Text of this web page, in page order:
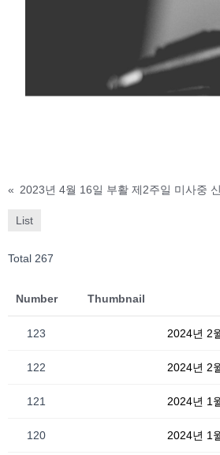
« 2023년 4월 16일 부활 제2주일 미사중
List
Total 267
Number Thumbnail
123 2024년 2
122 2024년 2
121 2024년 1
120 2024년 1